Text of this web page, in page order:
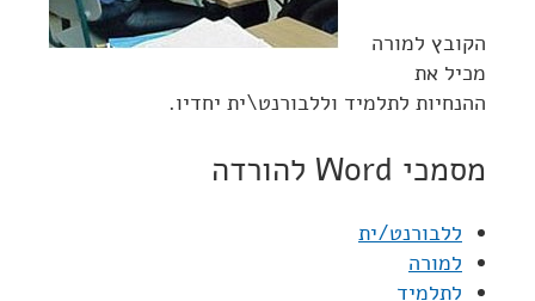
הקובץ למורה
מכיל את
ההנחיות לתלמיד וללבורנט\ית יחדיו.
מסמכי Word להורדה
ללבורנט/ית
למורה
לתלמיד